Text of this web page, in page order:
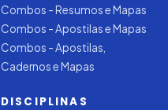
Combos - Resumos e Mapas
Combos - Apostilas e Mapas
Combos - Apostilas,
Cadernos e Mapas
DISCIPLINAS